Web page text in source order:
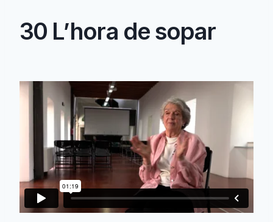
30 L’hora de sopar